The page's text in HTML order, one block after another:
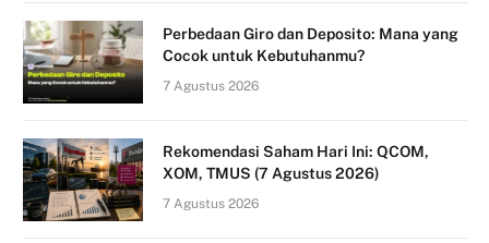
Perbedaan Giro dan Deposito: Mana yang
Cocok untuk Kebutuhanmu?
7 Agustus 2026
Rekomendasi Saham Hari Ini: QCOM,
XOM, TMUS (7 Agustus 2026)
7 Agustus 2026